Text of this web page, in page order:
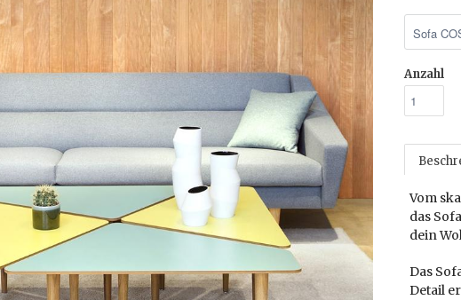
Anzahl
Vom
das
dein
Das
Detail